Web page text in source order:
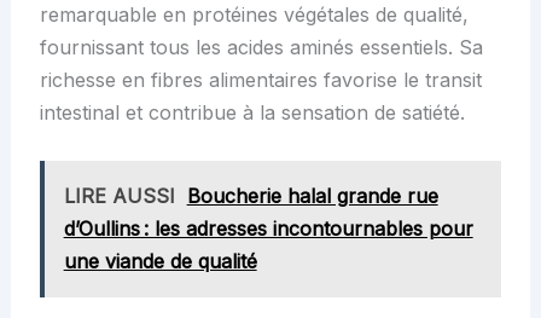
remarquable en protéines végétales de qualité,
fournissant tous les acides aminés essentiels. Sa
richesse en fibres alimentaires favorise le transit
intestinal et contribue à la sensation de satiété.
LIRE AUSSI Boucherie halal grande rue
d’Oullins : les adresses incontournables pour
une viande de qualité